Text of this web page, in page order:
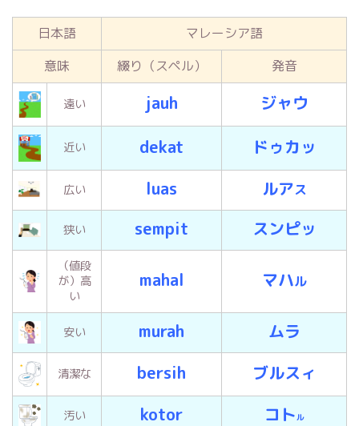
日本語
マレーシア語
意味
綴り（スペル） 発音
遠い jauh ジャウ
近い dekat ドゥカッ
広い luas ルアス
狭い sempit スンピッ
（値段
が）高
い
mahal マハル
安い murah ムラ
清潔な bersih ブルスィ
汚い kotor コト ル